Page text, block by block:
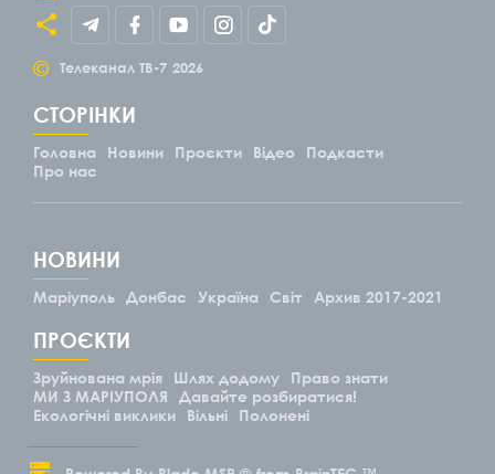
© Телеканал ТВ-7 2026
СТОРІНКИ
Головна Новини Проєкти Відео
Подкасти
Про нас
НОВИНИ
Маріуполь Донбас Україна Світ Архив 2017-2021
ПРОЄКТИ
Зруйнована мрія Шлях додому
Право знати
МИ З МАРІУПОЛЯ
Давайте розбиратися!
Екологічні виклики
Вільні Полонені